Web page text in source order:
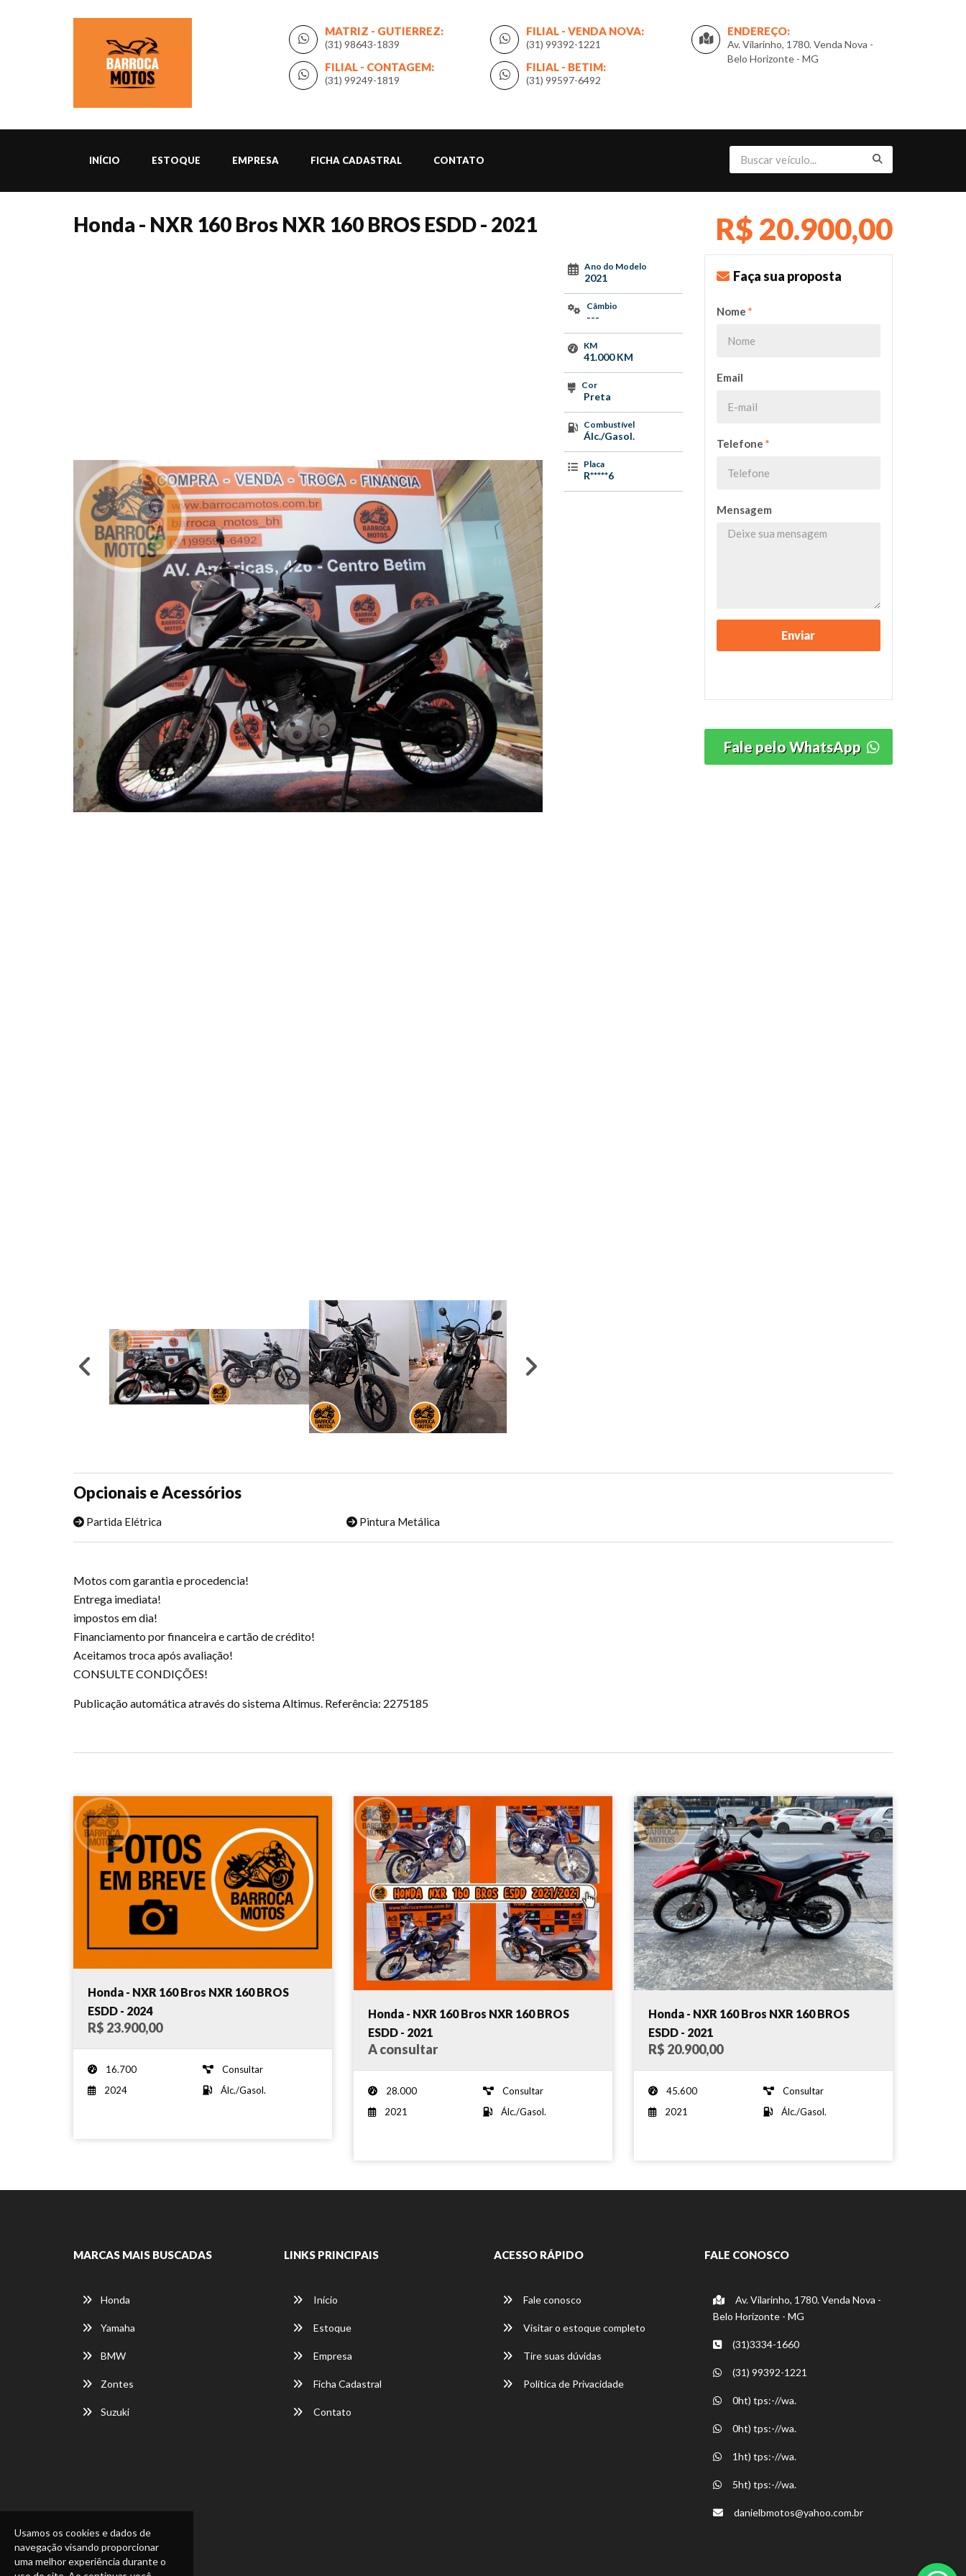
Usamos os cookies e dados de
navegação visando proporcionar
uma melhor experiência durante o
ENDEREÇO:
Av. Vilarinho, 1780. Venda Nova -
Belo Horizonte - MG
FILIAL - VENDA NOVA:
(31) 99392-1221
MATRIZ - GUTIERREZ:
(31) 98643-1839
FILIAL - BETIM:
(31) 99597-6492
FILIAL - CONTAGEM:
(31) 99249-1819
INÍCIO ESTOQUE EMPRESA FICHA CADASTRAL CONTATO
Honda - NXR 160 Bros NXR 160 BROS ESDD - 2021 R$ 20.900,00
Ano do Modelo
2021
Câmbio
---
KM
41.000 KM
Cor
Preta
Combustível
Álc./Gasol.
Placa
R*****6
Faça sua proposta
Nome *
Email
Telefone *
Mensagem
Fale pelo WhatsApp
Opcionais e Acessórios
Partida Elétrica Pintura Metálica
Motos com garantia e procedencia!
Entrega imediata!
impostos em dia!
Financiamento por financeira e cartão de crédito!
Aceitamos troca após avaliação!
CONSULTE CONDIÇÕES!
Publicação automática através do sistema Altimus. Referência: 2275185
Honda - NXR 160 Bros NXR 160 BROS
ESDD - 2024
R$ 23.900,00
16.700
Consultar
2024
Álc./Gasol.
Honda - NXR 160 Bros NXR 160 BROS
ESDD - 2021
A consultar
28.000
Consultar
2021
Álc./Gasol.
Honda - NXR 160 Bros NXR 160 BROS
ESDD - 2021
R$ 20.900,00
45.600
Consultar
2021
Álc./Gasol.
MARCAS MAIS BUSCADAS
Honda
Yamaha
BMW
Zontes
Suzuki
LINKS PRINCIPAIS
Início
Estoque
Empresa
Ficha Cadastral
Contato
ACESSO RÁPIDO
Fale conosco
Visitar o estoque completo
Tire suas dúvidas
Política de Privacidade
FALE CONOSCO
Av. Vilarinho, 1780. Venda Nova -
Belo Horizonte - MG
(31)3334-1660
(31) 99392-1221
0ht) tps:-//wa.
0ht) tps:-//wa.
1ht) tps:-//wa.
5ht) tps:-//wa.
danielbmotos@yahoo.com.br